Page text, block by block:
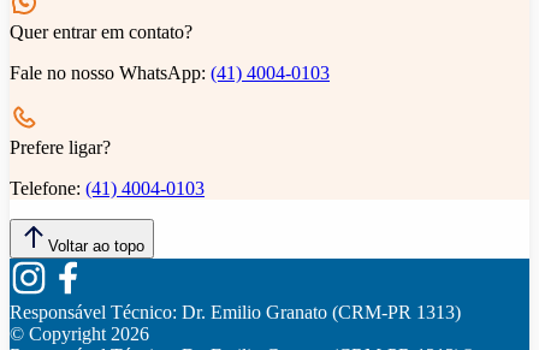
Quer entrar em contato?
Fale no nosso WhatsApp: (41) 4004-0103
Prefere ligar?
Telefone: (41) 4004-0103
Voltar ao topo
Responsável Técnico: Dr. Emilio Granato (CRM-PR 1313)
© Copyright 2026